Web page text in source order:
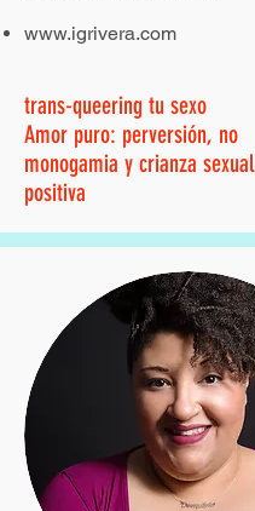
www.igrivera.com
trans-queering tu sexo
Amor puro: perversión, no
monogamia y crianza sexual
positiva